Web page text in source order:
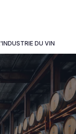
DU VIN